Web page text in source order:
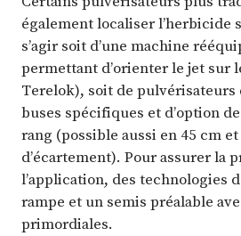
également localiser l’herbicide
s’agir soit d’une machine
permettant d’orienter le jet sur
Terelok), soit de pulvérisateurs
buses spécifiques et d’option
rang (possible aussi en 45 cm
d’écartement). Pour assurer la
l’application, des technologies
rampe et un semis préalable
primordiales.